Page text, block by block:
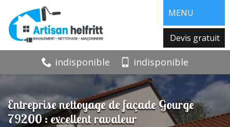
MENU
Devis gratuit
indisponible indisponible
Entreprise nettoyage de façade Gourge
79200 : excellent ravaleur